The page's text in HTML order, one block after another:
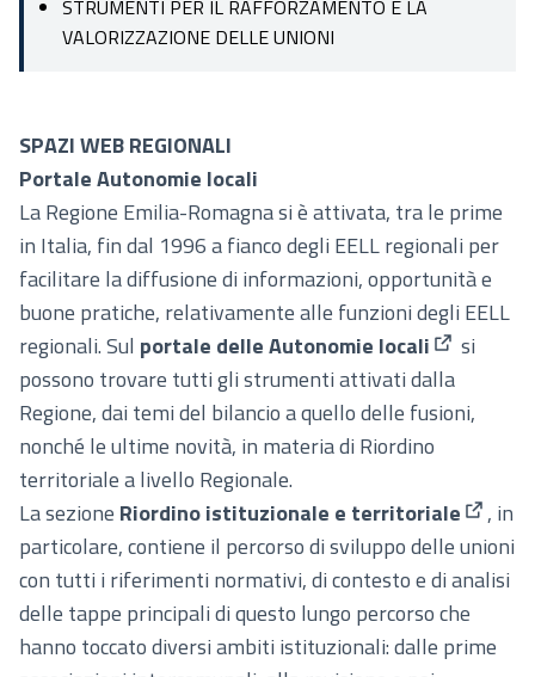
STRUMENTI PER IL RAFFORZAMENTO E LA
VALORIZZAZIONE DELLE UNIONI
SPAZI WEB REGIONALI
Portale Autonomie locali
La Regione Emilia-Romagna si è attivata, tra le prime
in Italia, fin dal 1996 a fianco degli EELL regionali per
facilitare la diffusione di informazioni, opportunità e
buone pratiche, relativamente alle funzioni degli EELL
regionali. Sul portale delle Autonomie locali
si
possono trovare tutti gli strumenti attivati dalla
Regione, dai temi del bilancio a quello delle fusioni,
nonché le ultime novità, in materia di Riordino
territoriale a livello Regionale.
La sezione Riordino istituzionale e territoriale
, in
particolare, contiene il percorso di sviluppo delle unioni
con tutti i riferimenti normativi, di contesto e di analisi
delle tappe principali di questo lungo percorso che
hanno toccato diversi ambiti istituzionali: dalle prime